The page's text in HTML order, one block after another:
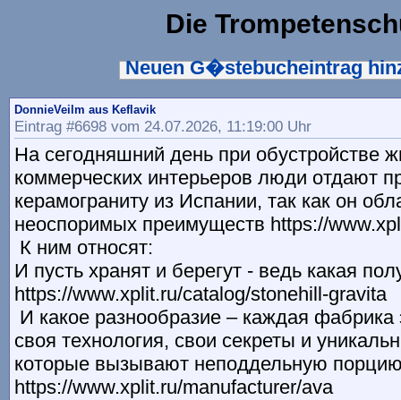
Die
Neuen G�stebucheintrag
DonnieVeilm aus Keflavik
Eintrag #6698 vom 24.07.2026, 11:19:00 Uhr
На сегодняшний день при обустройстве
коммерческих интерьеров люди отдают
керамограниту из Испании, так как он
неоспоримых преимуществ https://
К ним относят:
И пусть хранят и берегут - ведь какая
https://www.xplit.ru/catalog/stonehill-gravita
И какое разнообразие – каждая фабрика
своя технология, свои секреты и
которые вызывают неподдельную
https://www.xplit.ru/manufacturer/ava